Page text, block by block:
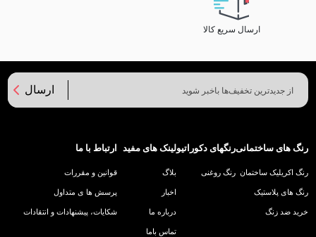
ارسال سریع کالا
ارسال
رنگ های ساختمانی
رنگ اکریلیک ساختمان
رنگ های پلاستیک
خرید ضد زنگ
رنگهای دکوراتیو
رنگ روغنی
لینک های مفید
بلاگ
اخبار
درباره ما
تماس باما
ارتباط با ما
قوانین و مقررات
پرسش ها ی متداول
شکایات، پیشنهادات و انتقادات